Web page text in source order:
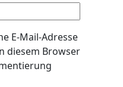
E-Mail-Adresse
diesem Browser